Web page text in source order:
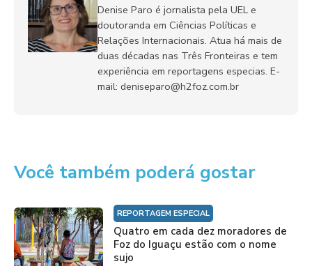
Denise Paro é jornalista pela UEL e
doutoranda em Ciências Políticas e
Relações Internacionais. Atua há mais de
duas décadas nas Três Fronteiras e tem
experiência em reportagens especias. E-
mail: deniseparo@h2foz.com.br
Você também poderá gostar
REPORTAGEM ESPECIAL
Quatro em cada dez moradores de
Foz do Iguaçu estão com o nome
sujo